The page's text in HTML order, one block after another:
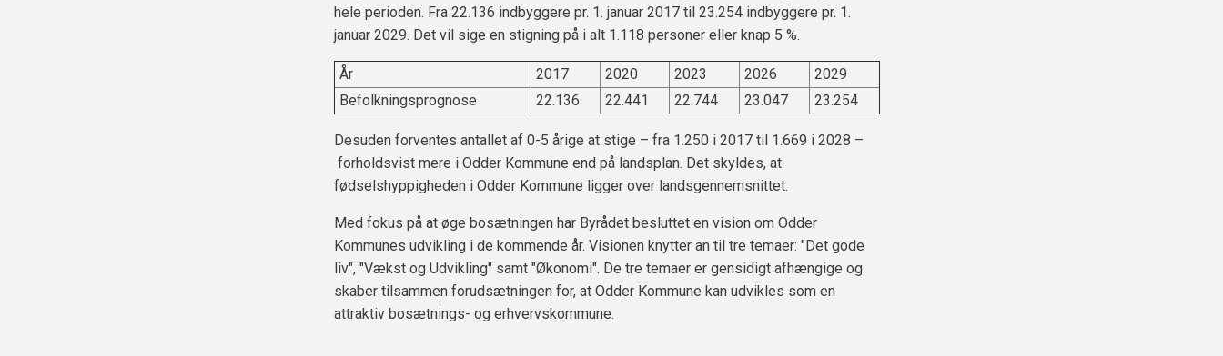
hele perioden. Fra 22.136 indbyggere pr. 1. januar 2017 til 23.254 indbyggere pr. 1.
januar 2029. Det vil sige en stigning på i alt 1.118 personer eller knap 5 %.
År 2017 2020 2023 2026
2029
Befolkningsprognose
22.136 22.441 22.744 23.047 23.254
Desuden forventes antallet af 0-5 årige at stige – fra 1.250 i 2017 til 1.669 i 2028 –
forholdsvist mere i Odder Kommune end på landsplan. Det skyldes, at
fødselshyppigheden i Odder Kommune ligger over landsgennemsnittet.
Med fokus på at øge bosætningen har Byrådet besluttet en vision om Odder
Kommunes udvikling i de kommende år. Visionen knytter an til tre temaer: "Det gode
liv", "Vækst og Udvikling" samt "Økonomi". De tre temaer er gensidigt afhængige og
skaber tilsammen forudsætningen for, at Odder Kommune kan udvikles som en
attraktiv bosætnings- og erhvervskommune.